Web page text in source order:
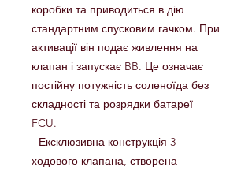
коробки та приводиться в дію
стандартним спусковим гачком. При
активації він подає живлення на
клапан і запускає BB. Це означає
постійну потужність соленоїда без
складності та розрядки батареї
FCU.
- Ексклюзивна конструкція 3-
ходового клапана, створена